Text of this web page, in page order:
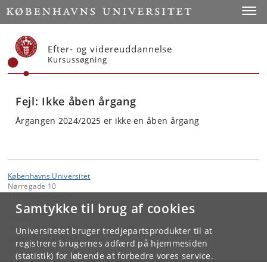
Samtykke til brug af cookies
Universitetet bruger tredjepartsprodukter til at
registrere brugernes adfærd på hjemmesiden
(statistik) for løbende at forbedre vores service.
Start
Efter- og videreuddannelse
Kursussøgning
Fejl: Ikke åben årgang
Årgangen 2024/2025 er ikke en åben årgang
Københavns Universitet
Nørregade 10
Videreuddannelse og Livslang Læring
.ku